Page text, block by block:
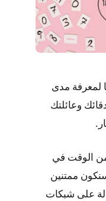
لمعرفة مدى
وعائلتك
من الوقت في
ممتنين
على شبكات